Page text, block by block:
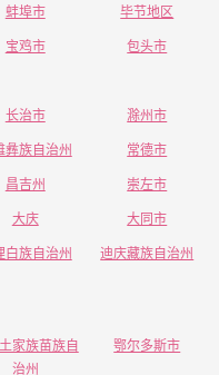
蚌埠市
毕节地区
宝鸡市
包头市
长治市
滁州市
彝族自治州
常德市
昌吉州
崇左市
大庆
大同市
白族自治州
迪庆藏族自治州
家族苗族自
治州
鄂尔多斯市